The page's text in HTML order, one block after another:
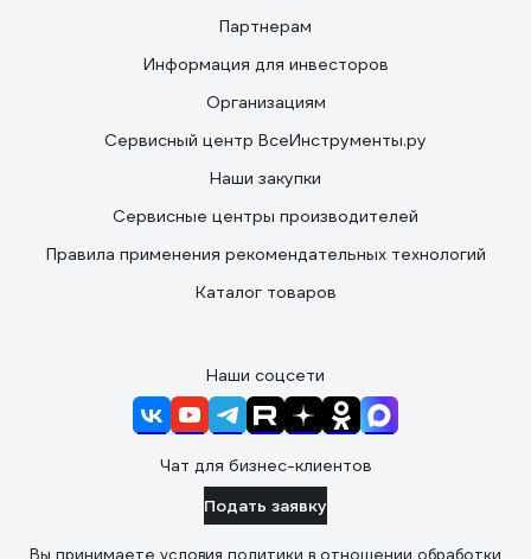
Партнерам
Информация для инвесторов
Организациям
Сервисный центр ВсеИнструменты.ру
Наши закупки
Сервисные центры производителей
Правила применения рекомендательных технологий
Каталог товаров
Наши соцсети
Чат для бизнес-клиентов
Подать заявку
Вы принимаете условия политики в отношении обработки